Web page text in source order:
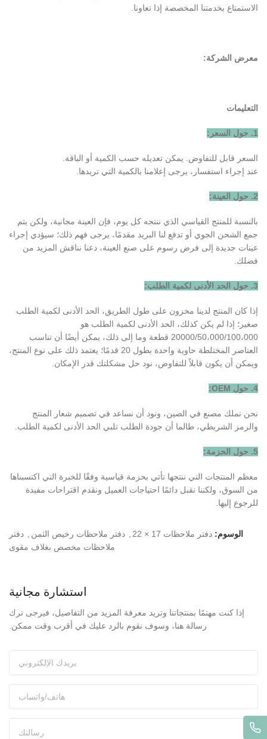
الاستمتاع بخدمتنا المخصصة إذا تعاونا.
معرض الشركة:
التعليمات
1. حول السعر:
السعر قابل للتفاوض. يمكن تعديله حسب الكمية أو الباقة.
عند إجراء استفسار، يرجى إعلامنا بالكمية التي تريدها.
2. حول العينة:
بالنسبة للمنتج القياسي الذي ننتجه كل يوم، فإن العينة مجانية، ولكن يتم
جمع الشحن الجوي أو تدفع لنا البريد مقدمًا، يرجى فهم ذلك؛ سيؤدي إجراء
عينات جديدة إلى فرض رسوم على صنع العينة، دعنا نناقش المزيد من
فضلك.
3. حول الحد الأدنى لكمية الطلب:
إذا كان المنتج لدينا مخزون على طول الطريق، الحد الأدنى لكمية الطلب
صغير؛ إذا لم يكن كذلك، الحد الأدنى لكمية الطلب هو
20000/50،000/100،000 قطعة وما إلى ذلك، يمكن أيضًا أن تناسب
العناصر المختلطة حاوية واحدة بطول 20 قدمًا؛ يعتمد ذلك على نوع المنتج،
ويمكن أن يكون قابلاً للتفاوض، نود حل مشكلتك قدر الإمكان.
4. حول OEM:
نحن نملك مصنع في الصين، ونود أن نساعد في تصميم شعار المنتج
والرمز الشريطي، طالما أن جودة الطلب تلبي الحد الأدنى لكمية الطلب.
5. حول الحزمة:
معظم المنتجات التي ننتجها تأتي بحزمة قياسية وفقًا للخبرة التي اكتسبناها
من السوق، ولكننا نقبل دائمًا احتياجات العميل ونقدم اقتراحات مفيدة
للرجوع إليها.
الوسوم: دفتر ملاحظات 17 × 22 دفتر ملاحظات رخيص الثمن
دفتر
ملاحظات مخصص بغلاف مقوى
استشارة مجانية
إذا كنت مهتمًا بمنتجاتنا وتريد معرفة المزيد من التفاصيل، فيرجى ترك
رسالة هنا، وسوف نقوم بالرد عليك في أقرب وقت ممكن.